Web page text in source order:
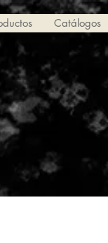
Catálogos